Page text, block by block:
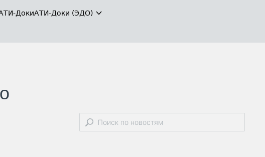
ДокиАТИ-Доки (ЭДО)